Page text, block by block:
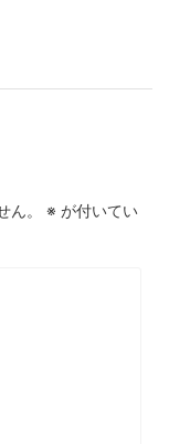
。 ※ が付いてい